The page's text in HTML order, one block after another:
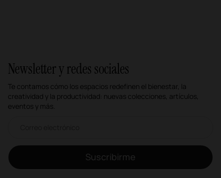
Newsletter y redes sociales
Te contamos cómo los espacios redefinen el bienestar, la
creatividad y la productividad: nuevas colecciones, artículos,
eventos y más.
Suscribirme